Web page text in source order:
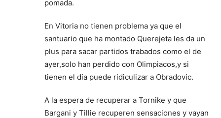
pomada.
En Vitoria no tienen problema ya que el
santuario que ha montado Querejeta les da un
plus para sacar partidos trabados como el de
ayer,solo han perdido con Olimpiacos,y si
tienen el día puede ridiculizar a Obradovic.
A la espera de recuperar a Tornike y que
Bargani y Tillie recuperen sensaciones y vayan